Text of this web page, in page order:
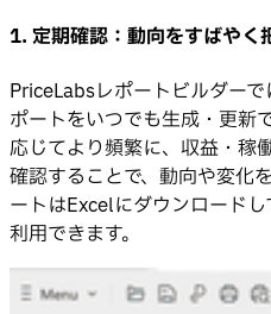
1. 定期確認：動向をすばやく
PriceLabsレポートビルダー
ポートをいつでも生成・更新
応じてより頻繁に、収益・稼
確認することで、動向や変化
ートはExcelにダウンロード
利用できます。